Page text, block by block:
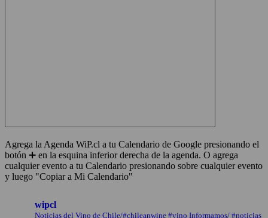
Agrega la Agenda WiP.cl a tu Calendario de Google presionando el
botón ➕ en la esquina inferior derecha de la agenda. O agrega
cualquier evento a tu Calendario presionando sobre cualquier evento
y luego "Copiar a Mi Calendario"
wipcl
Noticias del Vino de Chile/#chileanwine #vino Informamos/ #noticias